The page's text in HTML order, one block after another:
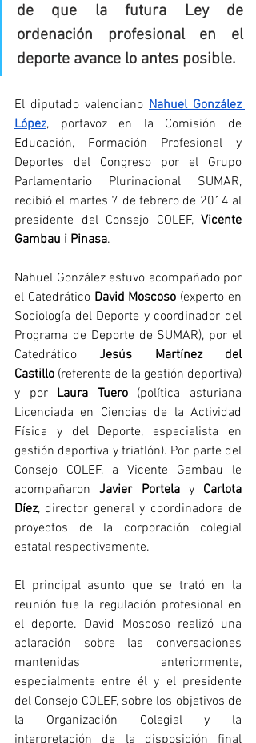
de que la futura Ley de
ordenación profesional en el
deporte avance lo antes posible.
El diputado valenciano Nahuel González
López, portavoz en la Comisión de
Educación, Formación Profesional y
Deportes del Congreso por el Grupo
Parlamentario Plurinacional SUMAR,
recibió el martes 7 de febrero de 2014 al
presidente del Consejo COLEF, Vicente
Gambau i Pinasa.
Nahuel González estuvo acompañado por
el Catedrático David Moscoso (experto en
Sociología del Deporte y coordinador del
Programa de Deporte de SUMAR), por el
Catedrático Jesús Martínez del
Castillo (referente de la gestión deportiva)
y por Laura Tuero (política asturiana
Licenciada en Ciencias de la Actividad
Física y del Deporte, especialista en
gestión deportiva y triatlón). Por parte del
Consejo COLEF, a Vicente Gambau le
acompañaron Javier Portela y Carlota
Díez, director general y coordinadora de
proyectos de la corporación colegial
estatal respectivamente.
El principal asunto que se trató en la
reunión fue la regulación profesional en
el deporte. David Moscoso realizó una
aclaración sobre las conversaciones
mantenidas anteriormente,
especialmente entre él y el presidente
del Consejo COLEF, sobre los objetivos de
la Organización Colegial y la
interpretación de la disposición final